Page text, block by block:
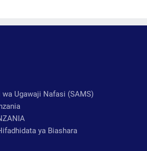
Ugawaji Nafasi (SAMS)
ya Biashara